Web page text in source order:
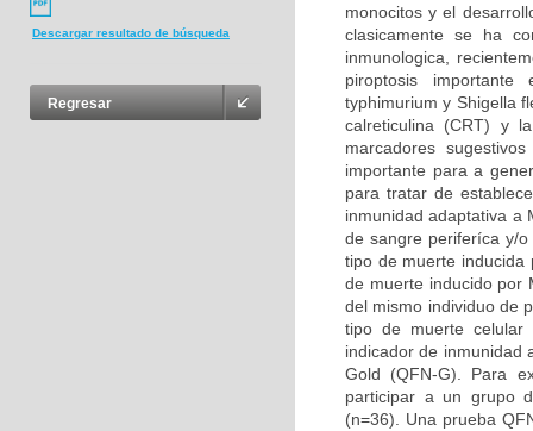
Descargar resultado de búsqueda
Regresar
monocitos y el
clasicamente se ha
inmunologica,
piroptosis
typhimurium y Shigella
calreticulina (CRT) y
marcadores
importante para a
para tratar de
inmunidad adaptativa a
de sangre periferíca y/
tipo de muerte inducida
de muerte inducido por
del mismo individuo de
tipo de muerte
indicador de inmunidad
Gold (QFN-G). Para
participar a un grupo
(n=36). Una prueba